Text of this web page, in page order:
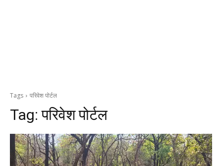
Tags परिवेश पोर्टल
Tag:परिवेश पोर्टल